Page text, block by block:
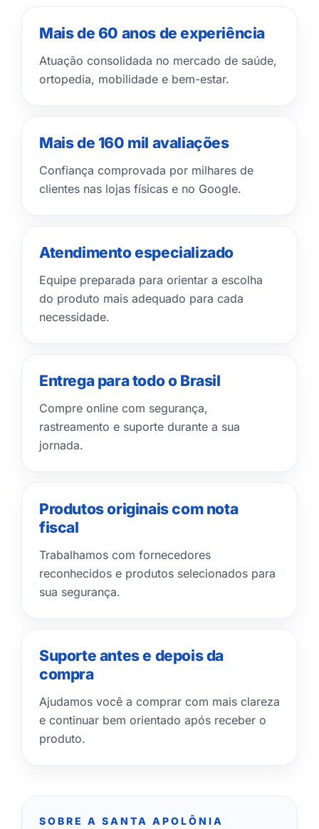
Mais de 60 anos de experiência
Atuação consolidada no mercado de saúde,
ortopedia, mobilidade e bem-estar.
Mais de 160 mil avaliações
Confiança comprovada por milhares de
clientes nas lojas físicas e no Google.
Atendimento especializado
Equipe preparada para orientar a escolha
do produto mais adequado para cada
necessidade.
Entrega para todo o Brasil
Compre online com segurança,
rastreamento e suporte durante a sua
jornada.
Produtos originais com nota
fiscal
Trabalhamos com fornecedores
reconhecidos e produtos selecionados para
sua segurança.
Suporte antes e depois da
compra
Ajudamos você a comprar com mais clareza
e continuar bem orientado após receber o
produto.
SOBRE A SANTA APOLÔNIA